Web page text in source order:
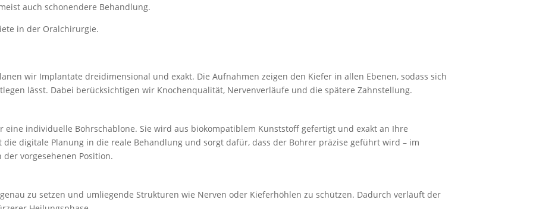
auch schonendere Behandlung.
in der Oralchir­urgie.
wir Implantate dreidi­men­sional und exakt. Die Aufnahmen zeigen den Kiefer in allen Ebenen, sodass sich
lässt. Dabei berück­sich­tigen wir Knochen­qua­lität, Nerven­ver­läufe und die spätere Zahnstellung.
indivi­duelle Bohrscha­blone. Sie wird aus biokom­pa­tiblem Kunst­stoff gefertigt und exakt an Ihre
digitale Planung in die reale Behandlung und sorgt dafür, dass der Bohrer präzise geführt wird – im
vorge­se­henen Position.
zu setzen und umlie­gende Struk­turen wie Nerven oder Kiefer­höhlen zu schützen. Dadurch verläuft der